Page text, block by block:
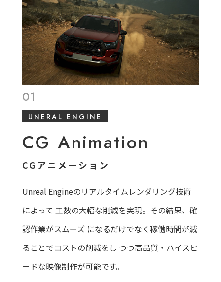
01
UNERAL ENGINE
CG Animation
CGアニメーション
Unreal Engineのリアルタイムレンダリング技術
によって 工数の大幅な削減を実現。その結果、確
認作業がスムーズ になるだけでなく稼働時間が減
ることでコストの削減をし つつ高品質・ハイスピ
ードな映像制作が可能です。